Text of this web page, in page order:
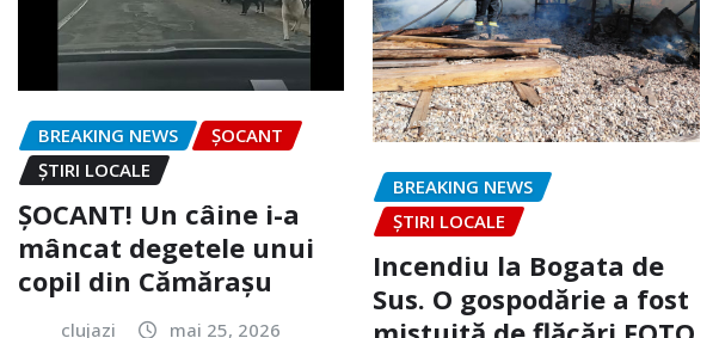
BREAKING NEWS
ȘOCANT
ȘTIRI LOCALE
ȘOCANT! Un câine i-a
mâncat degetele unui
copil din Cămărașu
clujazi mai 25, 2026
BREAKING NEWS
ȘTIRI LOCALE
Incendiu la Bogata de
Sus. O gospodărie a fost